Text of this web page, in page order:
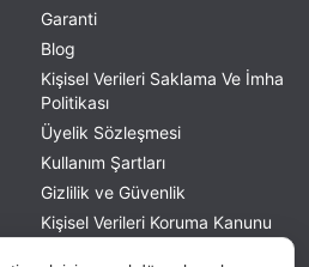
Garanti
Blog
Kişisel Verileri Saklama Ve İmha
Politikası
Üyelik Sözleşmesi
Kullanım Şartları
Gizlilik ve Güvenlik
Kişisel Verileri Koruma Kanunu